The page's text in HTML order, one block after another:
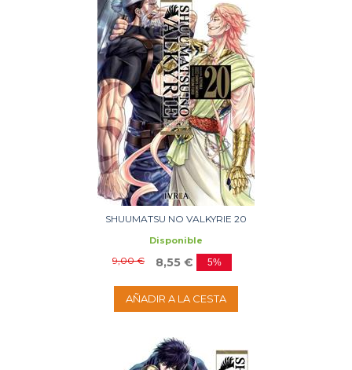
SHUUMATSU NO VALKYRIE 20
Disponible
9,00 € 8,55 € 5%
AÑADIR A LA CESTA